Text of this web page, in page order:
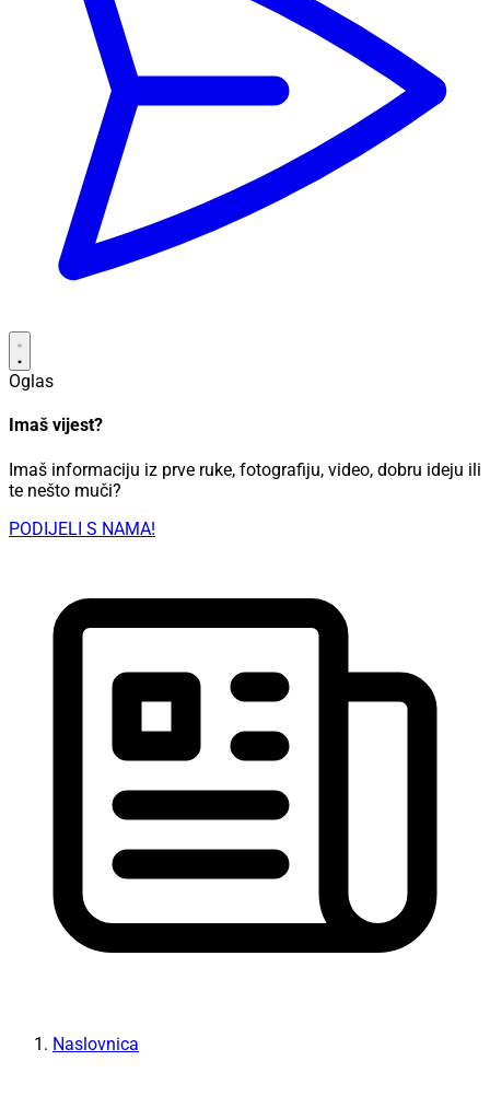
Oglas
Imaš vijest?
Imaš informaciju iz prve ruke, fotografiju, video, dobru ideju ili
te nešto muči?
PODIJELI S NAMA!
Naslovnica